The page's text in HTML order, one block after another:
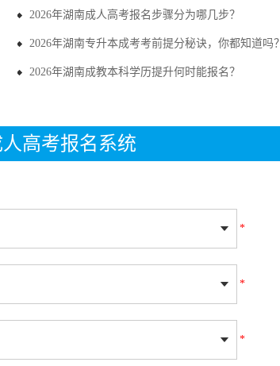
2026年湖南成人高考报名步骤分为哪几步？
2026年湖南专升本成考考前提分秘诀，你都知道吗？
2026年湖南成教本科学历提升何时能报名？
高考报名系统
*
*
*